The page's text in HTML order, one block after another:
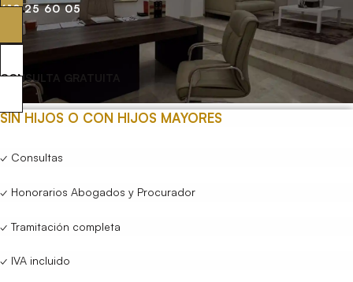
619 25 60 05
CONSULTA GRATUITA
SIN HIJOS O CON HIJOS MAYORES
✓ Consultas
✓ Honorarios Abogados y Procurador
✓ Tramitación completa
✓ IVA incluido